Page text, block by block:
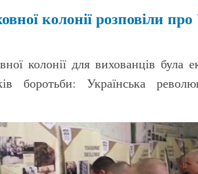
колонії розповіли
колонії для вихованців була
боротьби: Українська